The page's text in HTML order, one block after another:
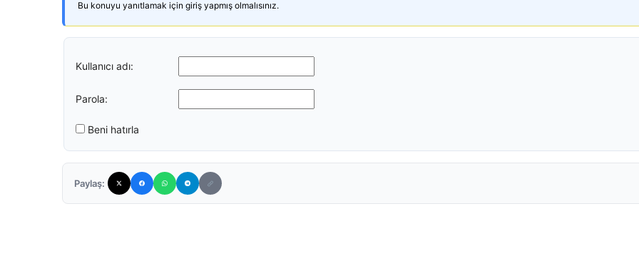
Bu konuyu yanıtlamak için giriş yapmış olmalısınız.
Kullanıcı adı:
Parola:
Beni hatırla
Paylaş: